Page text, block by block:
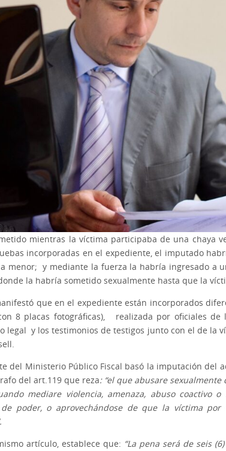
mientras la víctima participaba de una chaya
incorporadas en el expediente, el imputado
menor; y mediante la fuerza la habría ingresado a
la habría sometido sexualmente hasta que la
que en el expediente están incorporados
8 placas fotográficas), realizada por oficiales de
legal y los testimonios de testigos junto con el de la
del Ministerio Público Fiscal basó la imputación del
del art.119 que reza: “el que abusare
mediare violencia, amenaza, abuso coactivo
poder, o aprovechándose de que la víctima
artículo, establece que: “La pena será de seis